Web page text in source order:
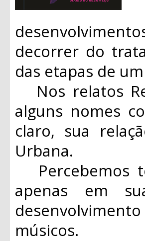
decorrer do
das etapas de
Nos relatos
alguns nomes
claro, sua
Urbana.
Percebemos
apenas em
músicos.